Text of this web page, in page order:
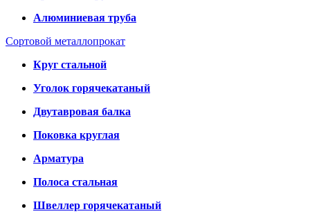
Алюминиевая труба
Сортовой металлопрокат
Круг стальной
Уголок горячекатаный
Двутавровая балка
Поковка круглая
Арматура
Полоса стальная
Швеллер горячекатаный